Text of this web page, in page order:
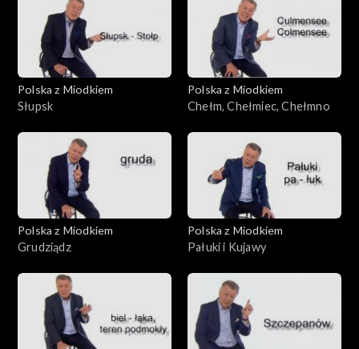
Polska z Miodkiem
Słupsk
Polska z Miodkiem
Chełm, Chełmiec, Chełmno
Polska z Miodkiem
Grudziądz
Polska z Miodkiem
Pałuki i Kujawy